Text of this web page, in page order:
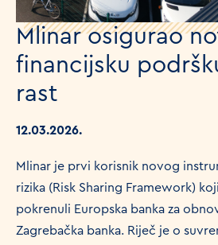
Mlinar osigurao
financijsku
rast
12.03.2026.
Mlinar je prvi korisnik novog
rizika (Risk Sharing Framework)
pokrenuli Europska banka za
Zagrebačka banka. Riječ je o